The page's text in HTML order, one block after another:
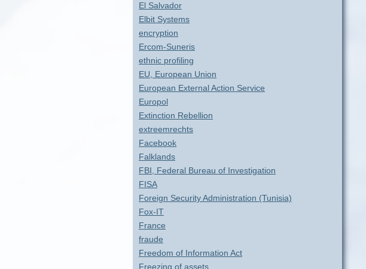
El Salvador
Elbit Systems
encryption
Ercom-Suneris
ethnic profiling
EU, European Union
European External Action Service
Europol
Extinction Rebellion
extreemrechts
Facebook
Falklands
FBI, Federal Bureau of Investigation
FISA
Foreign Security Administration (Tunisia)
Fox-IT
France
fraude
Freedom of Information Act
Freezing of assets